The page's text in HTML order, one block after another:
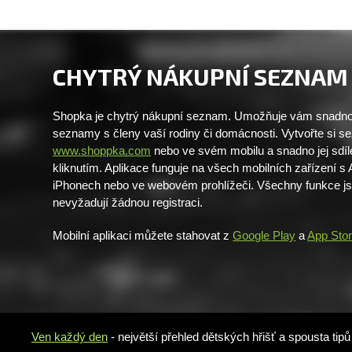
CHYTRÝ NÁKUPNÍ SEZNAM
Shopka je chytrý nákupní seznam. Umožňuje vám
seznamy s členy vaší rodiny či domácnosti. Vytvořte si
www.shoppka.com nebo ve svém mobilu a snadno jej
kliknutím. Aplikace funguje na všech mobilních zařízení s
iPhonech nebo ve webovém prohlížeči. Všechny funkce
nevyžadují žádnou registraci.
Mobilní aplikaci můžete stahovat zGoogle Play aApp
Ven každý den - největší přehled dětských hřišť a spousta